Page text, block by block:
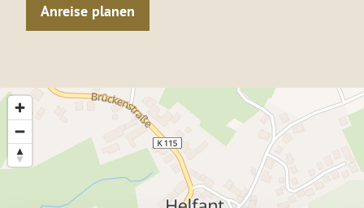
Anreise planen